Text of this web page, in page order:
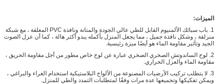
الميزات:
1. باب سبائك الألمنيوم القابل للطي عالي الجودة والمتانة ونافذة PVC المعلقة ، مع شبكة
منزلقة ، وشكل نافذة جميل ، مما يجعل المنزل بأكمله يبدو أكثر هالة ، كما أن عزل الصوت
الجيد وتأثير مقاومة الماء هو أيضًا ميزة رئيسية.
2. لوح الساندوتش الصخري الصخري عبارة عن لوح خاص مطور من أجل مقاومة الحريق ،
مقاومة الماء والعزل الحراري.
3. لا يتطلب تركيب الأرضيات المصنوعة من الألواح البلاستيكية استخدام الغراء والبراغي ،
ويمكن تفكيكها وتجميعها عدة مرات وفقًا لمتطلبات التمدد والطي للمنزل.